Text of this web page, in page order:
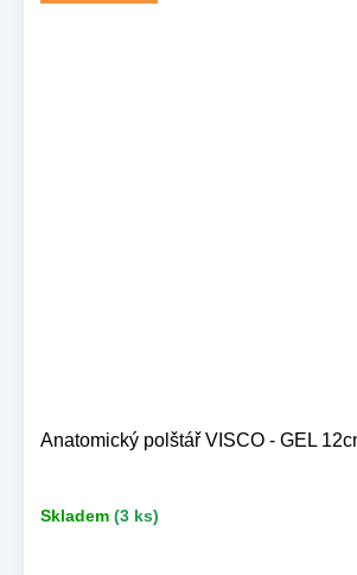
Anatomický polštář VISCO - GEL
Skladem (3 ks)